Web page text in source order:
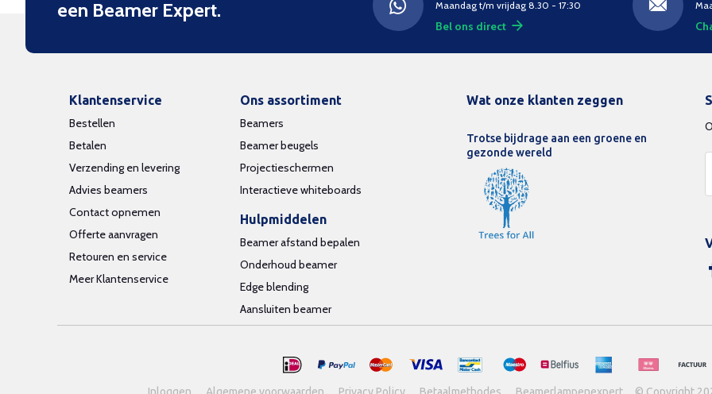
een Beamer Expert.
Maandag t/m vrijdag 8.30 - 17:30
Bel ons direct
Klantenservice
Bestellen
Betalen
Verzending en levering
Advies beamers
Contact opnemen
Offerte aanvragen
Retouren en service
Meer Klantenservice
Ons assortiment
Beamers
Beamer beugels
Projectieschermen
Interactieve whiteboards
Hulpmiddelen
Beamer afstand bepalen
Onderhoud beamer
Edge blending
Aansluiten beamer
Wat onze klanten zeggen
Trotse bijdrage aan een groene en
gezonde wereld